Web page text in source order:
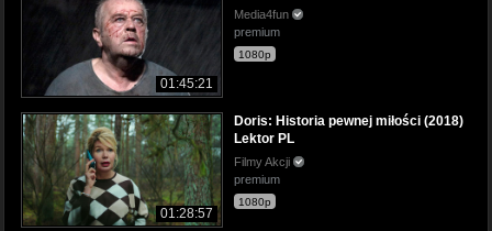
01:45:21
Media4fun
premium
1080p
01:28:57
Doris: Historia pewnej miłości (2018)
Lektor PL
Filmy Akcji
premium
1080p